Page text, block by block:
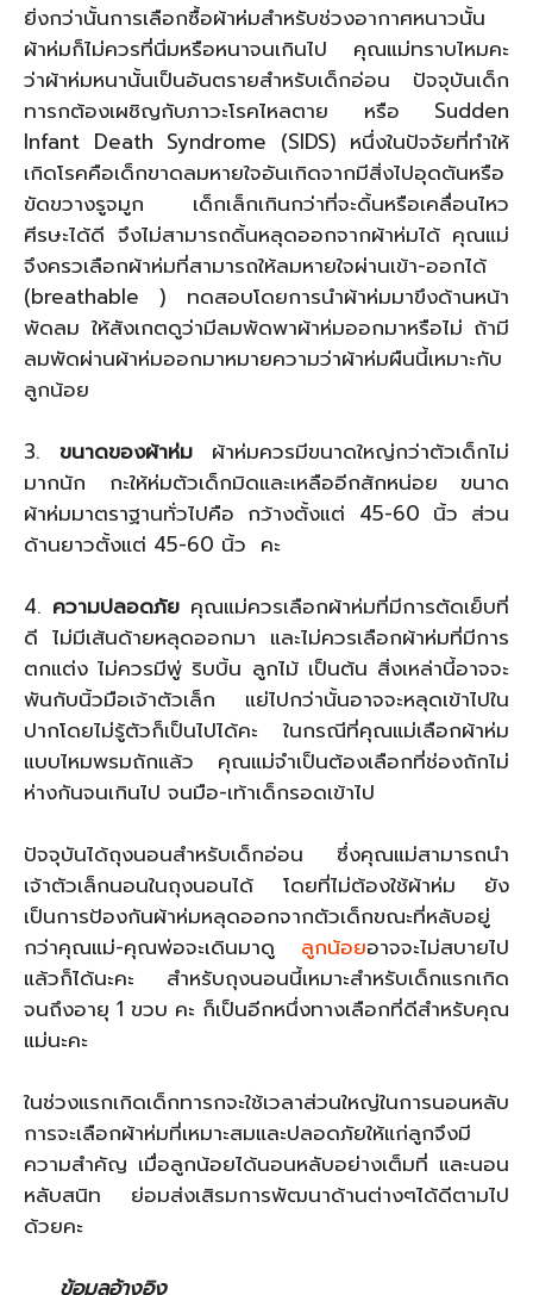
ยิ่งกว่านั้นการเลือกซื้อผ้าห่มสำหรับช่วงอากาศหนาวนั้น
ผ้าห่มก็ไม่ควรที่นิ่มหรือหนาจนเกินไป คุณแม่ทราบไหมคะ
ว่าผ้าห่มหนานั้นเป็นอันตรายสำหรับเด็กอ่อน ปัจจุบันเด็ก
ทารกต้องเผชิญกับภาวะโรคไหลตาย หรือ Sudden
Infant Death Syndrome (SIDS) หนึ่งในปัจจัยที่ทำให้
เกิดโรคคือเด็กขาดลมหายใจอันเกิดจากมีสิ่งไปอุดตันหรือ
ขัดขวางรูจมูก เด็กเล็กเกินกว่าที่จะดิ้นหรือเคลื่อนไหว
ศีรษะได้ดี จึงไม่สามารถดิ้นหลุดออกจากผ้าห่มได้ คุณแม่
จึงครวเลือกผ้าห่มที่สามารถให้ลมหายใจผ่านเข้า-ออกได้
(breathable ) ทดสอบโดยการนำผ้าห่มมาขึงด้านหน้า
พัดลม ให้สังเกตดูว่ามีลมพัดพาผ้าห่มออกมาหรือไม่ ถ้ามี
ลมพัดผ่านผ้าห่มออกมาหมายความว่าผ้าห่มผืนนี้เหมาะกับ
ลูกน้อย
3. ขนาดของผ้าห่ม ผ้าห่มควรมีขนาดใหญ่กว่าตัวเด็กไม่
มากนัก กะให้ห่มตัวเด็กมิดและเหลืออีกสักหน่อย ขนาด
ผ้าห่มมาตราฐานทั่วไปคือ กว้างตั้งแต่ 45-60 นิ้ว ส่วน
ด้านยาวตั้งแต่ 45-60 นิ้ว คะ
4. ความปลอดภัย คุณแม่ควรเลือกผ้าห่มที่มีการตัดเย็บที่
ดี ไม่มีเส้นด้ายหลุดออกมา และไม่ควรเลือกผ้าห่มที่มีการ
ตกแต่ง ไม่ควรมีพู่ ริบบิ้น ลูกไม้ เป็นต้น สิ่งเหล่านี้อาจจะ
พันกับนิ้วมือเจ้าตัวเล็ก แย่ไปกว่านั้นอาจจะหลุดเข้าไปใน
ปากโดยไม่รู้ตัวก็เป็นไปได้คะ ในกรณีที่คุณแม่เลือกผ้าห่ม
แบบไหมพรมถักแล้ว คุณแม่จำเป็นต้องเลือกที่ช่องถักไม่
ห่างกันจนเกินไป จนมือ-เท้าเด็กรอดเข้าไป
ปัจจุบันได้ถุงนอนสำหรับเด็กอ่อน ซึ่งคุณแม่สามารถนำ
เจ้าตัวเล็กนอนในถุงนอนได้ โดยที่ไม่ต้องใช้ผ้าห่ม ยัง
เป็นการป้องกันผ้าห่มหลุดออกจากตัวเด็กขณะที่หลับอยู่
กว่าคุณแม่-คุณพ่อจะเดินมาดู ลูกน้อยอาจจะไม่สบายไป
แล้วก็ได้นะคะ สำหรับถุงนอนนี้เหมาะสำหรับเด็กแรกเกิด
จนถึงอายุ 1 ขวบ คะ ก็เป็นอีกหนึ่งทางเลือกที่ดีสำหรับคุณ
แม่นะคะ
ในช่วงแรกเกิดเด็กทารกจะใช้เวลาส่วนใหญ่ในการนอนหลับ
การจะเลือกผ้าห่มที่เหมาะสมและปลอดภัยให้แก่ลูกจึงมี
ความสำคัญ เมื่อลูกน้อยได้นอนหลับอย่างเต็มที่ และนอน
หลับสนิท ย่อมส่งเสิรมการพัฒนาด้านต่างๆได้ดีตามไป
ด้วยคะ
ข้อมูลอ้างอิง